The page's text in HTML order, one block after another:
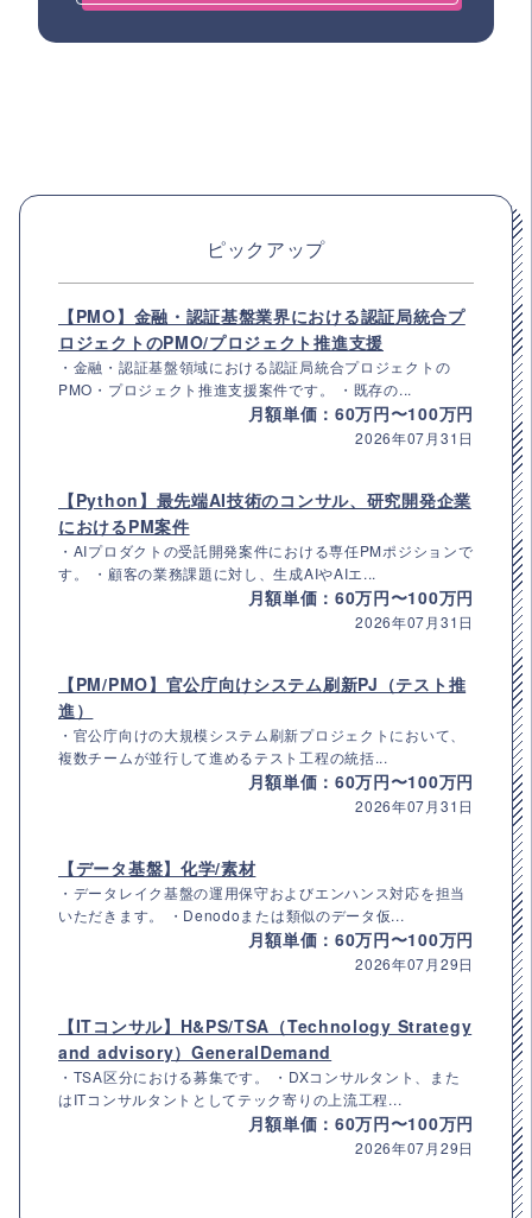
ピックアップ
【PMO】金融・認証基盤業界における認証局統合プ
ロジェクトのPMO/プロジェクト推進支援
・金融・認証基盤領域における認証局統合プロジェクトの
PMO・プロジェクト推進支援案件です。 ・既存の...
月額単価：60万円〜100万円
2026年07月31日
【Python】最先端AI技術のコンサル、研究開発企業
におけるPM案件
・AIプロダクトの受託開発案件における専任PMポジションで
す。 ・顧客の業務課題に対し、生成AIやAIエ...
月額単価：60万円〜100万円
2026年07月31日
【PM/PMO】官公庁向けシステム刷新PJ（テスト推
進）
・官公庁向けの大規模システム刷新プロジェクトにおいて、
複数チームが並行して進めるテスト工程の統括...
月額単価：60万円〜100万円
2026年07月31日
【データ基盤】化学/素材
・データレイク基盤の運用保守およびエンハンス対応を担当
いただきます。 ・Denodoまたは類似のデータ仮...
月額単価：60万円〜100万円
2026年07月29日
【ITコンサル】H&PS/TSA（Technology Strategy
and advisory）GeneralDemand
・TSA区分における募集です。 ・DXコンサルタント、また
はITコンサルタントとしてテック寄りの上流工程...
月額単価：60万円〜100万円
2026年07月29日